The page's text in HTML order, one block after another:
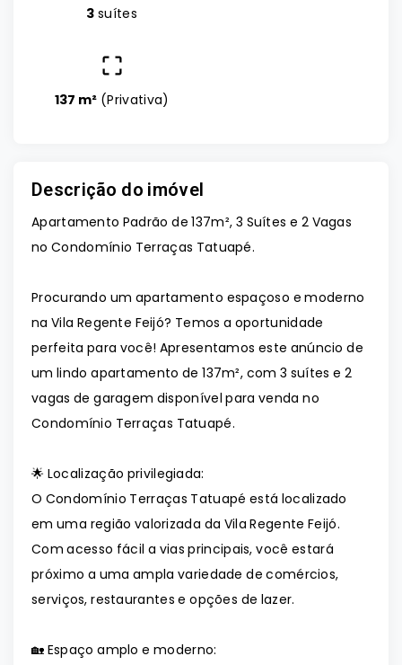
3 suítes
137 m² (Privativa)
Descrição do imóvel
Apartamento Padrão de 137m², 3 Suítes e 2 Vagas
no Condomínio Terraças Tatuapé.
Procurando um apartamento espaçoso e moderno
na Vila Regente Feijó? Temos a oportunidade
perfeita para você! Apresentamos este anúncio de
um lindo apartamento de 137m², com 3 suítes e 2
vagas de garagem disponível para venda no
Condomínio Terraças Tatuapé.
🌟 Localização privilegiada:
O Condomínio Terraças Tatuapé está localizado
em uma região valorizada da Vila Regente Feijó.
Com acesso fácil a vias principais, você estará
próximo a uma ampla variedade de comércios,
serviços, restaurantes e opções de lazer.
🏡 Espaço amplo e moderno: